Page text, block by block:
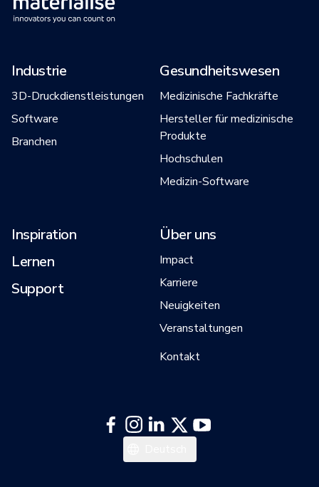
Industrie
3D-Druckdienstleistungen
Software
Branchen
Gesundheitswesen
Medizinische Fachkräfte
Hersteller für medizinische
Produkte
Hochschulen
Medizin-Software
Inspiration
Lernen
Support
Über uns
Impact
Karriere
Neuigkeiten
Veranstaltungen
Kontakt